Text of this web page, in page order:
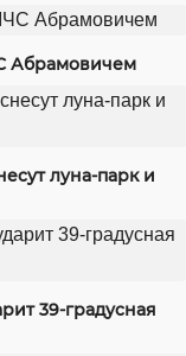
Абрамовичем
луна-парк и
39-градусная